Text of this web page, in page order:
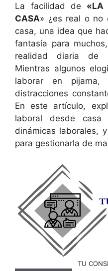
La facilidad de «LA
CASA» ¿es real o no
casa, una idea que
fantasía para
realidad diaria de
Mientras algunos
laborar en
distracciones
En este artículo,
laboral desde casa
dinámicas laborales,
para gestionarla de
TU